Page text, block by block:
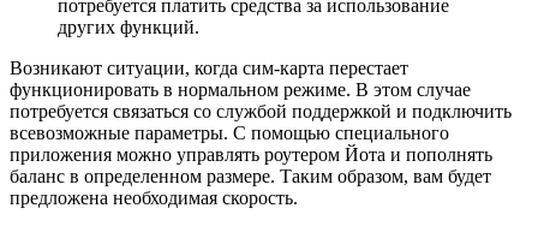
потребуется платить средства за использование
других функций.
Возникают ситуации, когда сим-карта перестает
функционировать в нормальном режиме. В этом случае
потребуется связаться со службой поддержкой и подключить
всевозможные параметры. С помощью специального
приложения можно управлять роутером Йота и пополнять
баланс в определенном размере. Таким образом, вам будет
предложена необходимая скорость.